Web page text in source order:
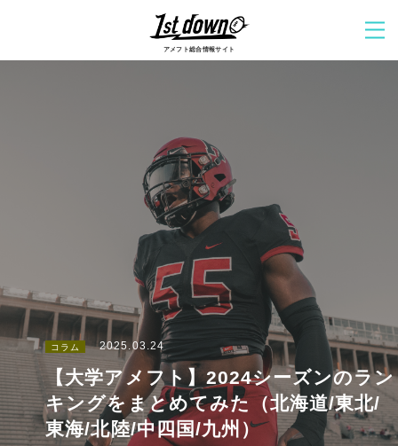
アメフト総合情報サイト
コラム 2025.03.24
【大学アメフト】2024シーズンのラン
キングをまとめてみた（北海道/東北/
東海/北陸/中四国/九州）